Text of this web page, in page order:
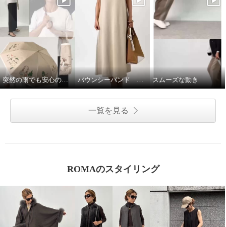
突然の雨でも安心の晴雨兼用傘♩ バウンシーバンド ワンピース スムーズな動き
一覧を見る
ROMAのスタイリング